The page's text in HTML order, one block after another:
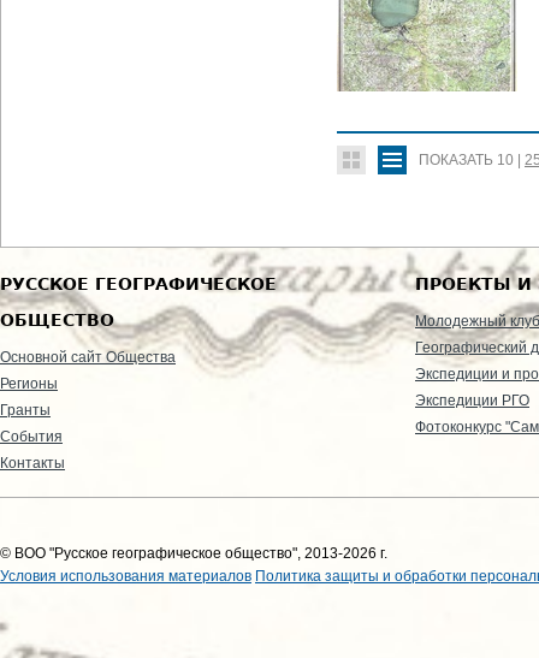
ПОКАЗАТЬ 10
РУССКОЕ ГЕОГРАФИЧЕСКОЕ
ОБЩЕСТВО
Основной сайт Общества
Регионы
Гранты
События
Контакты
ПРОЕКТЫ И
Молодежный клуб
Географический
Экспедиции и
Экспедиции РГО
Фотоконкурс
© ВОО "Русское географическое общество", 2013-2026 г.
Условия использования материалов Политика защиты и обработки